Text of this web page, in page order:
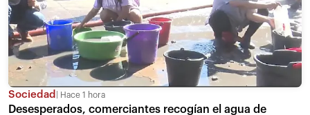
Sociedad Hace 1 hora
Desesperados, comerciantes recogían el agua de